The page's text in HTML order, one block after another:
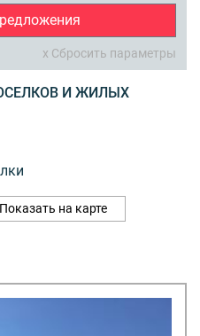
x Сбросить параметры
И ЖИЛЫХ
на карте